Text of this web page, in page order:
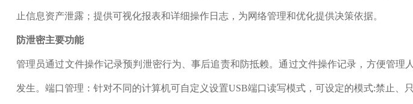
止信息资产泄露；提供可视化报表和详细操作日志，为网络管理和优化提供决策依据。
防泄密主要功能
管理员通过文件操作记录预判泄密行为、事后追责和防抵赖。通过文件操作记录，方便管
发生。端口管理：针对不同的计算机可自定义设置USB端口读写模式，可设定的模式:禁止